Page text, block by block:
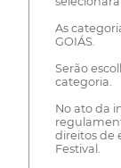
As
GOIÁS.
Serão
categoria.
No ato da
direitos de
Festival.